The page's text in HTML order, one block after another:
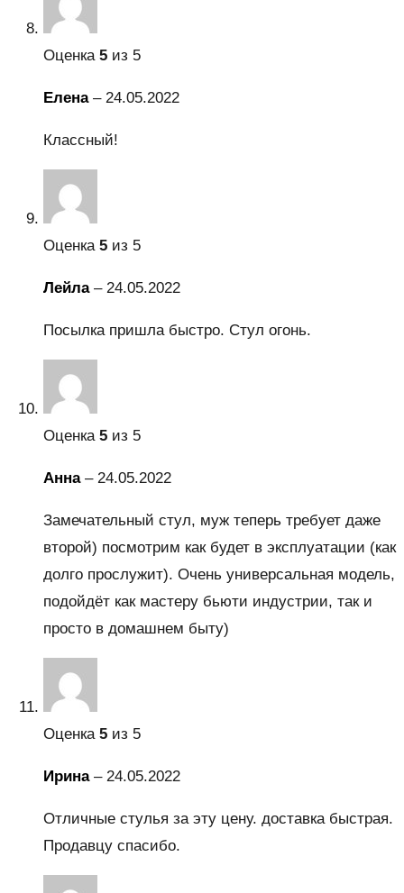
Оценка 5 из 5
Елена – 24.05.2022
Классный!
Оценка 5 из 5
Лейла – 24.05.2022
Посылка пришла быстро. Стул огонь.
Оценка 5 из 5
Анна – 24.05.2022
Замечательный стул, муж теперь требует даже
второй) посмотрим как будет в эксплуатации (как
долго прослужит). Очень универсальная модель,
подойдёт как мастеру бьюти индустрии, так и
просто в домашнем быту)
Оценка 5 из 5
Ирина – 24.05.2022
Отличные стулья за эту цену. доставка быстрая.
Продавцу спасибо.